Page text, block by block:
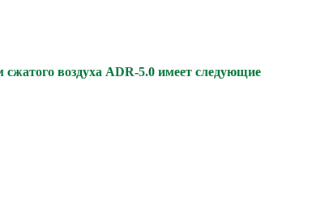
воздуха ADR-5.0 имеет следующие